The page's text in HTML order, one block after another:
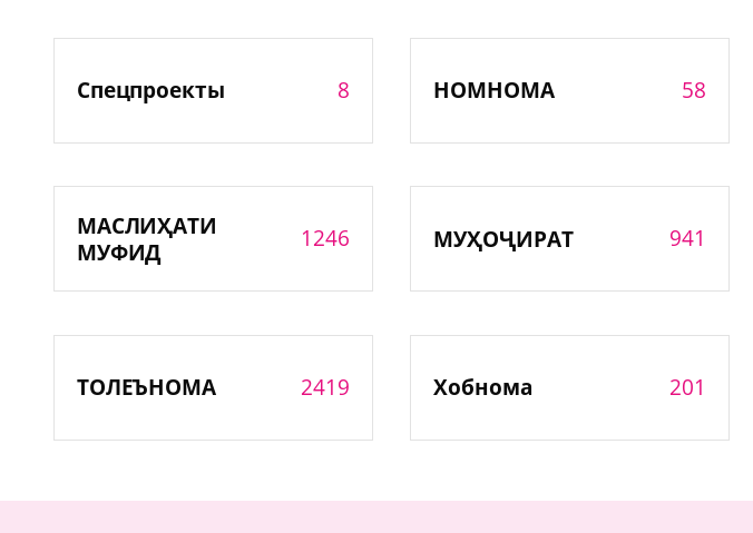
Спецпроекты 8 НОМНОМА 58
МАСЛИҲАТИ
МУФИД
1246 МУҲОҶИРАТ 941
ТОЛЕЪНОМА 2419 Хобнома 201